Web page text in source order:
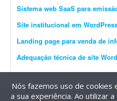
Sistema web SaaS para
Site institucional em
Landing page para venda de
Nós fazemos uso de
a sua experiência. Ao utilizar